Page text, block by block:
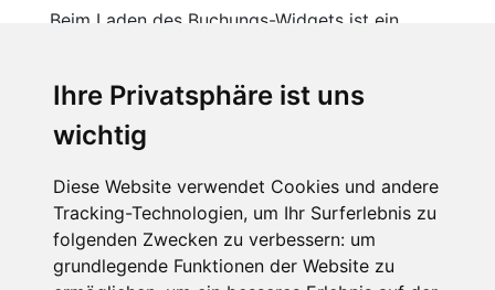
Ihre Privatsphäre ist uns
wichtig
Diese Website verwendet Cookies und andere
Tracking-Technologien, um Ihr Surferlebnis zu
folgenden Zwecken zu verbessern: um
grundlegende Funktionen der Website zu
Beim Laden des Buchungs-Widgets ist ein
Datenschutzbedingungen
Nutzungsbedingungen Impressum Kontakt